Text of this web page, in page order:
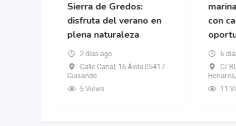
Sierra de Gredos:
disfruta del verano en
plena naturaleza
2 días ago
Calle Canal, 16 Ávila 05417 -
Guisando
5 Views
con
6
C/
11